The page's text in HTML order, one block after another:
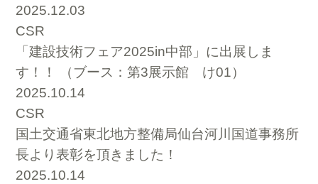
2025.12.03
CSR
「建設技術フェア2025in中部」に出展しま
す！！ （ブース：第3展示館 け01）
2025.10.14
CSR
国土交通省東北地方整備局仙台河川国道事務所
長より表彰を頂きました！
2025.10.14